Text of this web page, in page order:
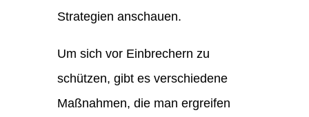
Strategien anschauen.
Um sich vor Einbrechern zu
schützen, gibt es verschiedene
Maßnahmen, die man ergreifen